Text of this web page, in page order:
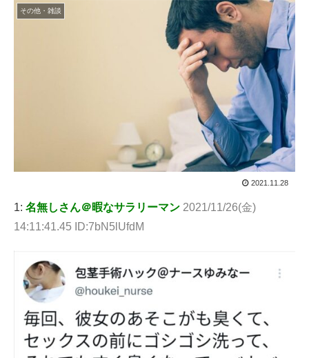
その他・雑談
2021.11.28
1: 名無しさん＠暇なサラリーマン 2021/11/26(金)
14:11:41.45 ID:7bN5lUfdM